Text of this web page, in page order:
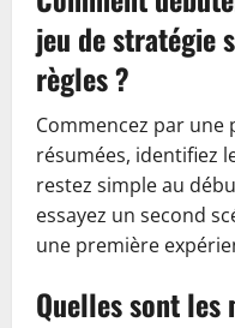
jeu de stratégie
règles ?
Commencez par une
résumées, identifiez
restez simple au
essayez un second
une première
Quelles sont